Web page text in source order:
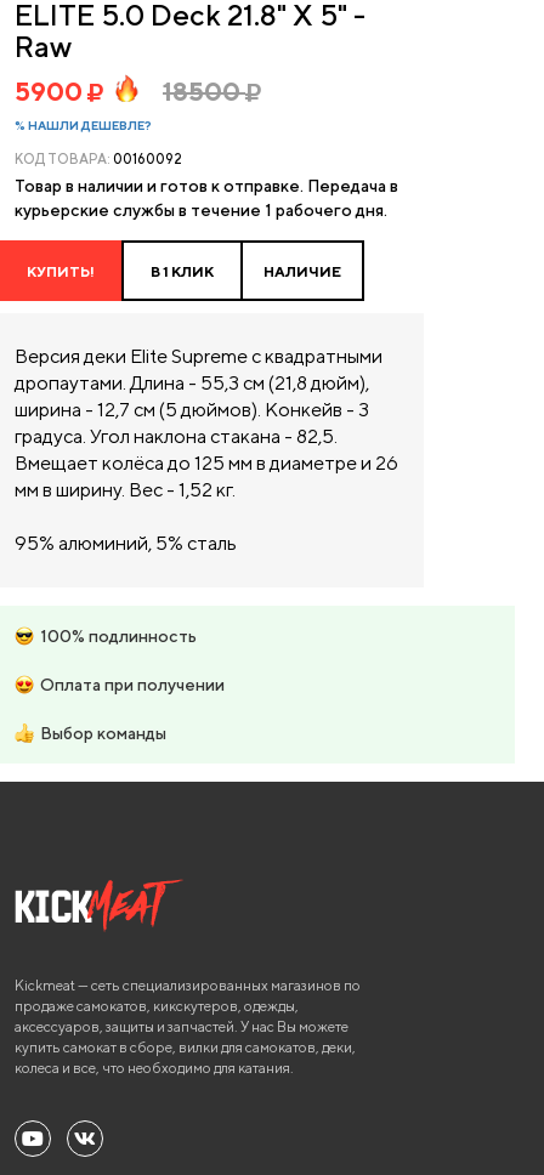
ELITE 5.0 Deck 21.8" X 5" -
Raw
5900 18500
% НАШЛИ ДЕШЕВЛЕ?
КОД ТОВАРА: 00160092
Товар в наличии и готов к отправке. Передача в
курьерские службы в течение 1 рабочего дня.
КУПИТЬ! В 1 КЛИК НАЛИЧИЕ
Версия деки Elite Supreme с квадратными
дропаутами. Длина - 55,3 см (21,8 дюйм),
ширина - 12,7 см (5 дюймов). Конкейв - 3
градуса. Угол наклона стакана - 82,5.
Вмещает колёса до 125 мм в диаметре и 26
мм в ширину. Вес - 1,52 кг.
95% алюминий, 5% сталь
100% подлинность
Оплата при получении
Выбор команды
Kickmeat — сеть специализированных магазинов по
продаже самокатов, кикскутеров, одежды,
аксессуаров, защиты и запчастей. У нас Вы можете
купить самокат в сборе, вилки для самокатов, деки,
колеса и все, что необходимо для катания.